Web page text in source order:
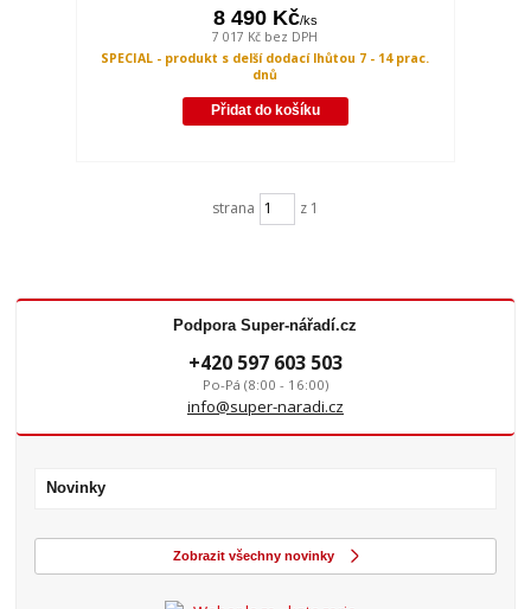
8 490 Kč/ks
7 017 Kč bez DPH
SPECIAL - produkt s delší dodací lhůtou 7 - 14 prac.
dnů
Přidat do košíku
strana z 1
Podpora Super-nářadí.cz
+420 597 603 503
Po-Pá (8:00 - 16:00)
info@super-naradi.cz
Novinky
Zobrazit všechny novinky